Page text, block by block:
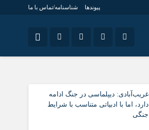
پیوندها شناسنامه/تماس با ما
سروش
اقتصاد
غریب‌آبادی: دیپلماسی در جنگ ادامه
دارد، اما با ادبیاتی متناسب با شرایط
جنگی